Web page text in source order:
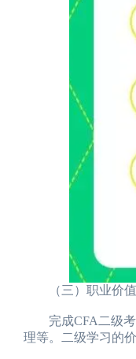
（三）职业价值
完成CFA二级考
理等。二级学习的